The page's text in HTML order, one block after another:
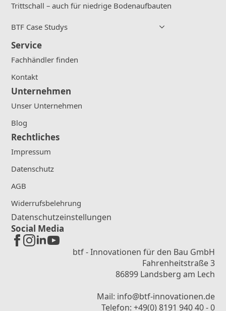
Trittschall – auch für niedrige Bodenaufbauten
BTF Case Studys
Service
Fachhändler finden
Kontakt
Unternehmen
Unser Unternehmen
Blog
Rechtliches
Impressum
Datenschutz
AGB
Widerrufsbelehrung
Datenschutzeinstellungen
Social Media
btf - Innovationen für den Bau GmbH
Fahrenheitstraße 3
86899 Landsberg am Lech
Mail: info@btf-innovationen.de
Telefon: +49(0) 8191 940 40 - 0